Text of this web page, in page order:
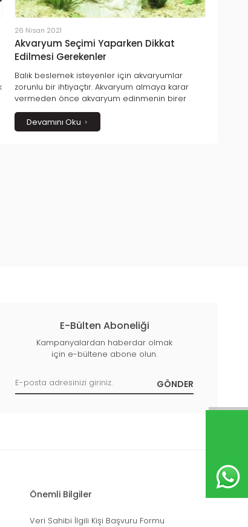
26 Nisan 2021
Akvaryum Seçimi Yaparken Dikkat
Edilmesi Gerekenler
Balık beslemek isteyenler için akvaryumlar
zorunlu bir ihtiyaçtır. Akvaryum almaya karar
vermeden önce akvaryum edinmenin birer
canın sorumluluğunu almak olduğu
unutulmamalıdır. Bu nedenle de alacağınız
akvaryumların göz zevkinize hitap etmesinden
Devamını Oku
E-Bülten Aboneliği
Kampanyalardan haberdar olmak
için e-bültene abone olun.
Önemli Bilgiler
Veri Sahibi İlgili Kişi Başvuru Formu